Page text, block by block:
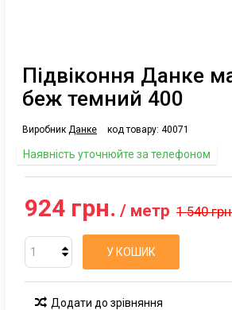
Підвіконня Данке
беж темний 400
Виробник Данке код товару: 40071
Наявність уточнюйте за телефоном
924 грн. / метр 1 540
У КОШИК
Додати до зрівняння